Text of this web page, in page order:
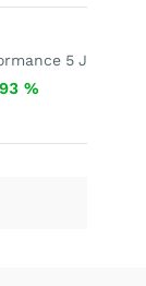
5 J
%